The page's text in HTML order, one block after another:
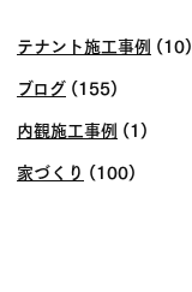
テナント施工事例 (10)
ブログ (155)
内観施工事例 (1)
家づくり (100)